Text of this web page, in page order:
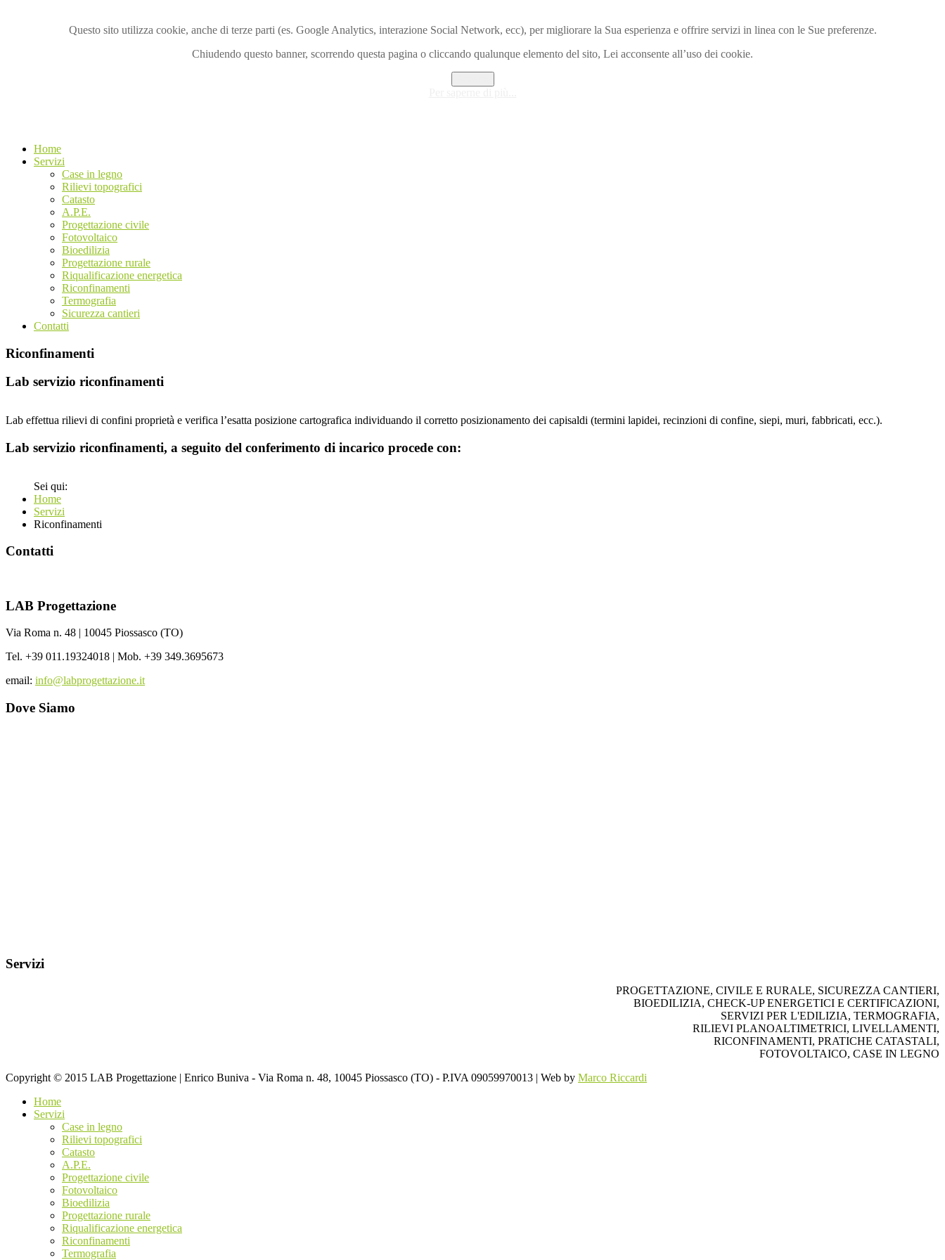
Questo sito utilizza cookie, anche di terze parti (es. Google Analytics, interazione Social Network, ecc), per migliorare la Sua esperienza e offrire servizi in linea con le Sue preferenze.
Chiudendo questo banner, scorrendo questa pagina o cliccando qualunque elemento del sito, Lei acconsente all’uso dei cookie.
Home
Servizi
Case in legno
Rilievi topografici
Catasto
A.P.E.
Progettazione civile
Fotovoltaico
Bioedilizia
Progettazione rurale
Riqualificazione energetica
Riconfinamenti
Termografia
Sicurezza cantieri
Contatti
Riconfinamenti
Lab servizio riconfinamenti
Lab effettua rilievi di confini proprietà e verifica l’esatta posizione cartografica individuando il corretto posizionamento dei capisaldi (termini lapidei, recinzioni di confine, siepi, muri, fabbricati, ecc.).
Lab servizio riconfinamenti, a seguito del conferimento di incarico procede con:
Sei qui:
Home
Servizi
Riconfinamenti
Contatti
LAB Progettazione
Via Roma n. 48 | 10045 Piossasco (TO)
Tel. +39 011.19324018 | Mob. +39 349.3695673
email: info@labprogettazione.it
Dove Siamo
Servizi
PROGETTAZIONE, CIVILE E RURALE, SICUREZZA CANTIERI,
BIOEDILIZIA, CHECK-UP ENERGETICI E CERTIFICAZIONI,
SERVIZI PER L'EDILIZIA, TERMOGRAFIA,
RILIEVI PLANOALTIMETRICI, LIVELLAMENTI,
RICONFINAMENTI, PRATICHE CATASTALI,
FOTOVOLTAICO, CASE IN LEGNO
Copyright © 2015 LAB Progettazione | Enrico Buniva - Via Roma n. 48, 10045 Piossasco (TO) - P.IVA 09059970013 | Web by Marco Riccardi
Home
Servizi
Case in legno
Rilievi topografici
Catasto
A.P.E.
Progettazione civile
Fotovoltaico
Bioedilizia
Progettazione rurale
Riqualificazione energetica
Riconfinamenti
Termografia